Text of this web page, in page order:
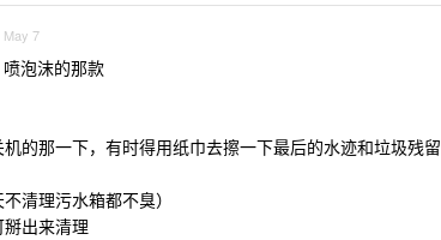
May 7
泡沫的那款
的那一下，有时得用纸巾去擦一下最后的水迹和垃圾残留
清理污水箱都不臭）
出来清理